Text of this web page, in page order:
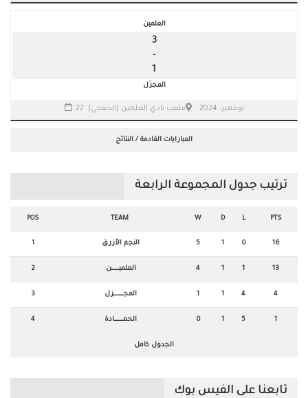
العلمين
3
-
1
المجزّل
22 نوفمبر، 2024 ملعب نادي العلمين (الخفجي)
المبارايات القادمة / النتائج
ترتيب جدول المجموعة الرابعة
POS TEAM W D L PTS
1 النجم الأزرق 5 1 0 16
2 العلميـــــــــــن 4 1 1 13
3 المجــــــــــــــزل 1 1 4 4
4 الحمـــــــــــــادة 0 1 5 1
الجدول كامل
تابعنا على الفيس بوك